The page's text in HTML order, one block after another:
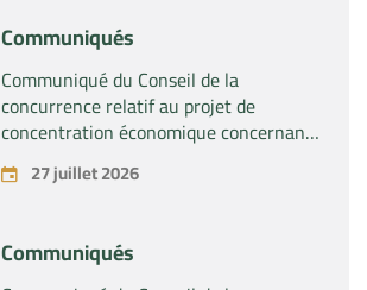
Communiqués
Communiqué du Conseil de la
concurrence relatif au projet de
concentration économique concernant
la prise du contrôle exclusif par la
société « Substipharm SAS » des actifs
pharmaceutiques « Rilutek » et «
Sabril » détenus par la société « Sanofi
27 juillet 2026
Communiqués